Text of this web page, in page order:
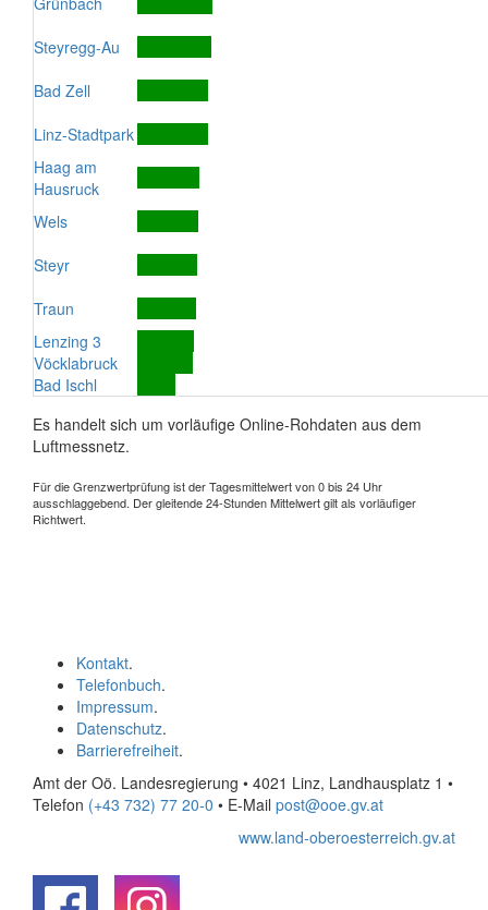
Steyregg-Au
Bad Zell
Linz-Stadtpark
Haag am
Hausruck
Wels
Steyr
Traun
Lenzing 3
Vöcklabruck
Bad Ischl
Es handelt sich um vorläufige Online-Rohdaten aus dem
Luftmessnetz.
Für die Grenzwertprüfung ist der Tagesmittelwert von 0 bis 24 Uhr
ausschlaggebend. Der gleitende 24-Stunden Mittelwert gilt als vorläufiger
Richtwert.
Kontakt.
Telefonbuch.
Impressum.
Datenschutz.
Barrierefreiheit.
Amt der Oö. Landesregierung • 4021 Linz, Landhausplatz 1 •
Telefon (+43 732) 77 20-0 • E-Mail post@ooe.gv.at
www.land-oberoesterreich.gv.at